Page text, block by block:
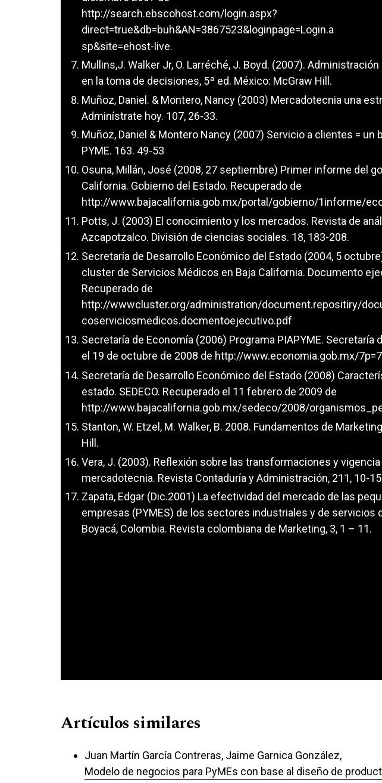
http://search.ebscohost.com/login.aspx?
direct=true&db=buh&AN=3867523&loginpage=Login.a
sp&site=ehost-live.
Mullins,J. Walker Jr, O. Larréché, J. Boyd. (2007).
en la toma de decisiones, 5ª ed. México: McGraw Hill.
Muñoz, Daniel. & Montero, Nancy (2003) Mercadotecnia una
Adminístrate hoy. 107, 26-33.
Muñoz, Daniel & Montero Nancy (2007) Servicio a clientes = un
PYME. 163. 49-53
Osuna, Millán, José (2008, 27 septiembre) Primer informe del
California. Gobierno del Estado. Recuperado de
http://www.bajacalifornia.gob.mx/portal/gobierno/1informe/
Potts, J. (2003) El conocimiento y los mercados. Revista de
Azcapotzalco. División de ciencias sociales. 18, 183-208.
Secretaría de Desarrollo Económico del Estado (2004, 5
cluster de Servicios Médicos en Baja California. Documento
Recuperado de
http://wwwcluster.org/administration/document.repositiry/
coserviciosmedicos.docmentoejecutivo.pdf
Secretaría de Economía (2006) Programa PIAPYME. Secretaría
el 19 de octubre de 2008 de http://www.economia.gob.mx/
Secretaría de Desarrollo Económico del Estado (2008)
estado. SEDECO. Recuperado el 11 febrero de 2009 de
http://www.bajacalifornia.gob.mx/sedeco/2008/
Stanton, W. Etzel, M. Walker, B. 2008. Fundamentos de
Hill.
Vera, J. (2003). Reflexión sobre las transformaciones y
mercadotecnia. Revista Contaduría y Administración, 211, 10-
Zapata, Edgar (Dic.2001) La efectividad del mercado de las
empresas (PYMES) de los sectores industriales y de servicios
Boyacá, Colombia. Revista colombiana de Marketing, 3, 1 – 11.
Artículos similares
Juan Martín García Contreras, Jaime Garnica González,
Modelo de negocios para PyMEs con base al diseño de